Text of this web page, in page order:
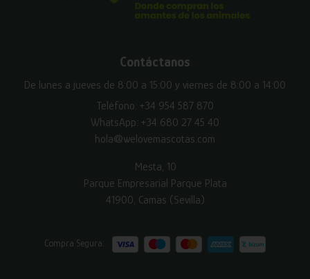
Contáctanos
De lunes a jueves de 8:00 a 15:00 y viernes de 8:00 a 14:00
Teléfono: +34 954 587 870
WhatsApp: +34 680 27 45 40
hola@welovemascotas.com
Mesta, 10
Parque Empresarial Parque Plata
41900, Camas (Sevilla)
Compra Segura: